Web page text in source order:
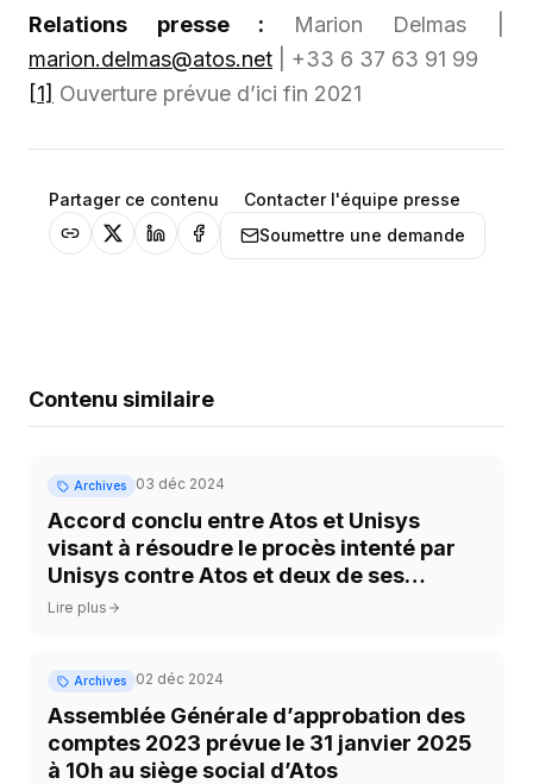
Relations presse :
Marion Delmas |
marion.delmas@atos.net | +33 6 37 63 91 99
[1] Ouverture prévue d’ici fin 2021
Partager ce contenu
Contacter l'équipe presse
Soumettre une demande
Contenu similaire
Archives 03 déc 2024
Accord conclu entre Atos et Unisys
visant à résoudre le procès intenté par
Unisys contre Atos et deux de ses
employés
Lire plus
Archives 02 déc 2024
Assemblée Générale d’approbation des
comptes 2023 prévue le 31 janvier 2025
à 10h au siège social d’Atos